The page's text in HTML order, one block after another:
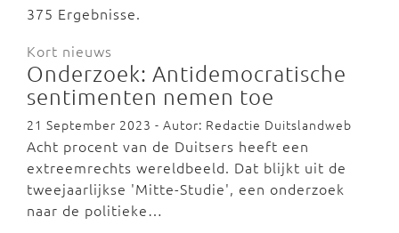
375 Ergebnisse.
Kort nieuws
Onderzoek: Antidemocratische
sentimenten nemen toe
21 September 2023 - Autor: Redactie Duitslandweb
Acht procent van de Duitsers heeft een
extreemrechts wereldbeeld. Dat blijkt uit de
tweejaarlijkse 'Mitte-Studie', een onderzoek
naar de politieke…